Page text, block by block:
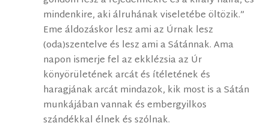
mindenkire, aki álruhának viseletébe öltözik.”
Eme áldozáskor lesz ami az Úrnak lesz
(oda)szentelve és lesz ami a Sátánnak. Ama
napon ismerje fel az ekklézsia az Úr
könyörületének arcát és ítéletének és
haragjának arcát mindazok, kik most is a Sátán
munkájában vannak és embergyilkos
szándékkal élnek és szólnak.